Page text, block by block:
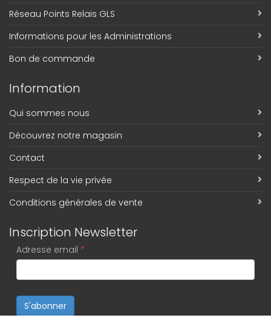
Réseau Points Relais GLS
Informations pour les Administrations
Bon de commande
Information
Qui sommes nous
Découvrez notre magasin
Contact
Respect de la vie privée
Conditions générales de vente
Inscription Newsletter
Adresse email *
S'abonner